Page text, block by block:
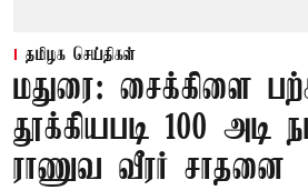
தமிழக செய்திகள்
மதுரை: சைக்கிளை
தூக்கியபடி 100 அடி
ராணுவ வீரர் சாதனை